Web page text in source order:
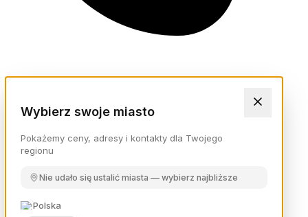
Wybierz swoje miasto
Pokażemy ceny, adresy i kontakty dla Twojego
regionu
Nie udało się ustalić miasta — wybierz najbliższe
Polska